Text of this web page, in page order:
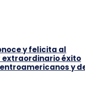
y felicita al
extraordinario éxito
y